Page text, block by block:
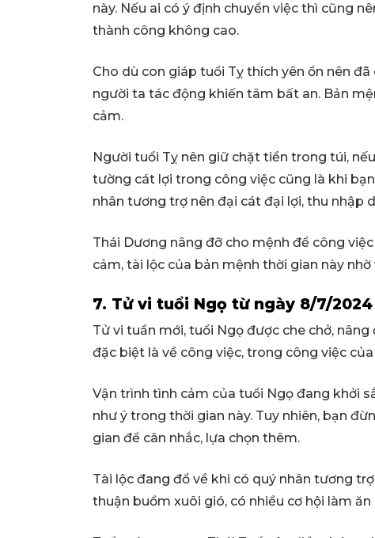
này. Nếu ai có ý định chuyển việc thì cũng
thành công không cao.
Cho dù con giáp tuổi Tỵ thích yên ổn nên
người ta tác động khiến tâm bất an. Bản
cảm.
Người tuổi Tỵ nên giữ chặt tiền trong túi,
tường cát lợi trong công việc cũng là khi
nhân tương trợ nên đại cát đại lợi, thu nhập
Thái Dương nâng đỡ cho mệnh để công
cảm, tài lộc của bản mệnh thời gian này
7. Tử vi tuổi Ngọ từ ngày 8/7/
Tử vi tuần mới, tuổi Ngọ được che chở,
đặc biệt là về công việc, trong công việc
Vận trình tình cảm của tuổi Ngọ đang khởi
như ý trong thời gian này. Tuy nhiên, bạn
gian để cân nhắc, lựa chọn thêm.
Tài lộc đang đổ về khi có quý nhân tương
thuận buồm xuôi gió, có nhiều cơ hội làm